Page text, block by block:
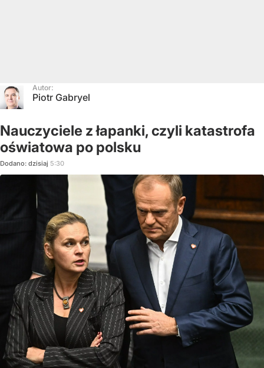
Autor:
Piotr Gabryel
Nauczyciele z łapanki, czyli katastrofa
oświatowa po polsku
Dodano: dzisiaj 5:30